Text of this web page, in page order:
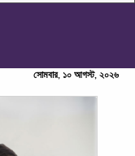
সোমবার, ১০ আগস্ট, ২০২৬